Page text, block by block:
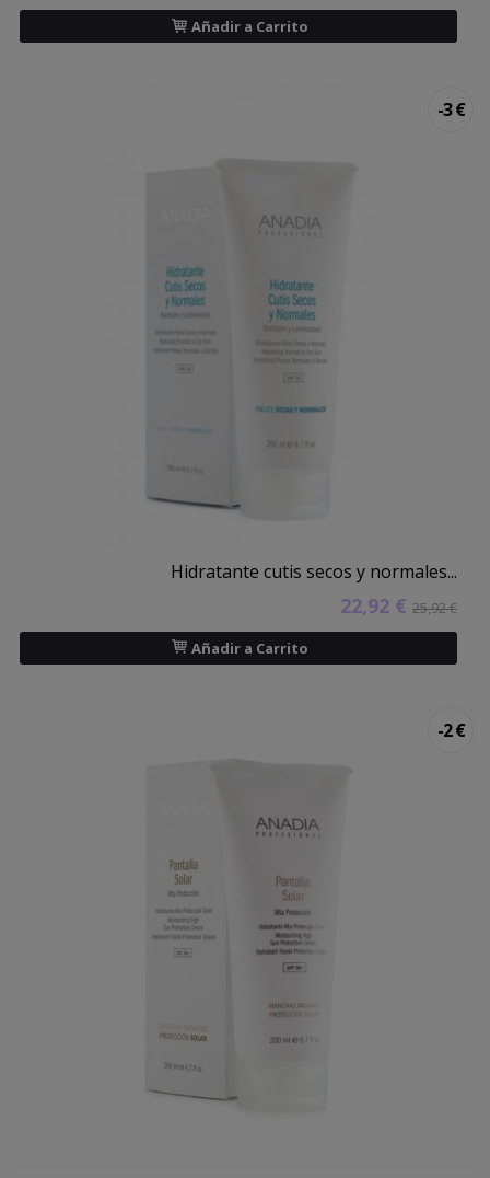
Añadir a Carrito
-3 €
Hidratante cutis secos y normales...
22,92 € 25,92 €
Añadir a Carrito
-2 €